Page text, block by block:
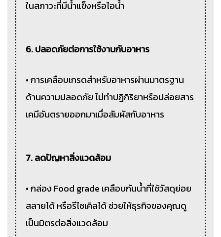
ในสภาวะที่มีน้ำแข็งหรือไอน้ำ
6. ปลอดภัยต่อการใช้งานกับอาหาร
• การเคลือบเกรดสำหรับอาหารผ่านมาตรฐาน
ด้านความปลอดภัย ไม่ทำปฏิกิริยาหรือปล่อยสาร
เคมีอันตรายออกมาเมื่อสัมผัสกับอาหาร
7. ลดปัญหาสิ่งแวดล้อม
• กล่อง Food grade เคลือบกันน้ำที่ใช้วัสดุย่อย
สลายได้ หรือรีไซเคิลได้ ช่วยให้ธุรกิจของคุณดู
เป็นมิตรต่อสิ่งแวดล้อม